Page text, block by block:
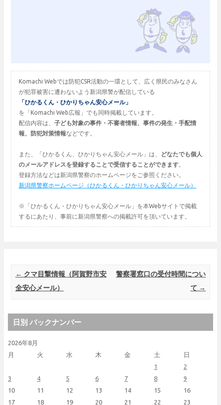
Komachi Webでは防犯CSR活動の一環として、広く県民のみなさん
が犯罪被害に遭わないよう新潟県警が配信している
「ひかるくん・ひかりちゃん安心メール」
を「Komachi Web広報」でも同時掲載しています。
配信内容は、 子ども対象の事件・不審者情報、事件の発生・手配情
報、防犯対策情報などです。
また、「ひかるくん、ひかりちゃん安心メール」は、
どなたでも個人
のメールアドレスを登録することで受信することができます。
登録方法などは新潟県警察のホームページをご参照ください。
新潟県警察ホームページ（ひかるくん・ひかりちゃん安心メール）
※「ひかるくん・ひかりちゃん安心メール」を本Webサイトで掲載
するにあたり、事前に新潟県警察への掲載許可を頂いています。
Post navigation
← クマ目撃情報（阿賀野市安
全安心メール）
警察署窓口の受付時間につい
て →
日別 バックナンバー
2026年8月
月
火 水 木 金 土 日
1
2
3
4 5 6 7 8
9
10
11 12 13 14 15
16
17
18 19 20 21 22
23